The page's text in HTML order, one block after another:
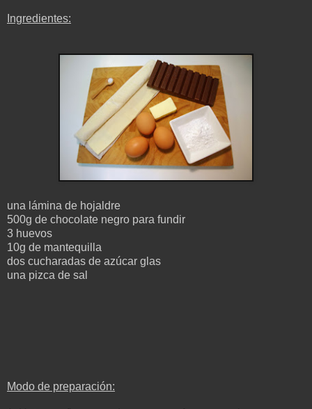
Ingredientes:
una lámina de hojaldre
500g de chocolate negro para fundir
3 huevos
10g de mantequilla
dos cucharadas de azúcar glas
una pizca de sal
Modo de preparación: